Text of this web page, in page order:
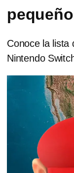
Conoce la lista
Nintendo